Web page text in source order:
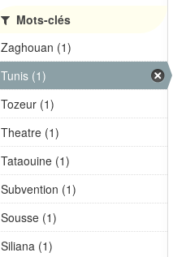
Mots-clés
Zaghouan (1)
Tunis (1)
Tozeur (1)
Theatre (1)
Tataouine (1)
Subvention (1)
Sousse (1)
Siliana (1)